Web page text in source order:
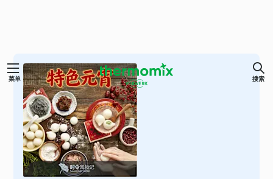
跳菜单 搜索